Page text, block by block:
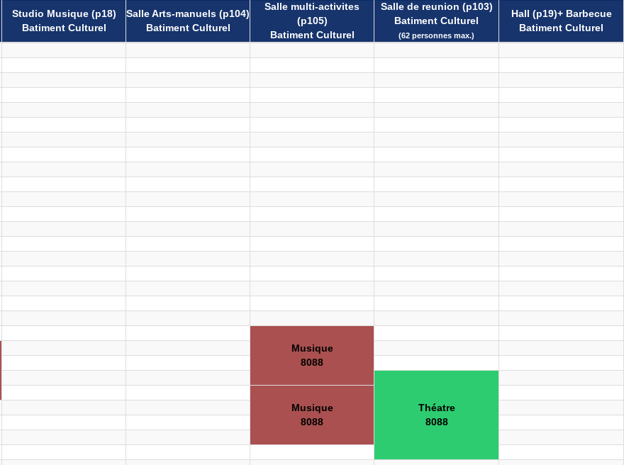
Studio Musique (p18)
Batiment Culturel
Salle Arts-manuels (p104)
Batiment Culturel
Salle multi-activites
(p105)
Batiment Culturel
Salle de reunion (p103)
Batiment Culturel
(62 personnes max.)
Hall (p19)+ Barbecue
Batiment Culturel
Musique
8088
Théatre
8088
Musique
8088